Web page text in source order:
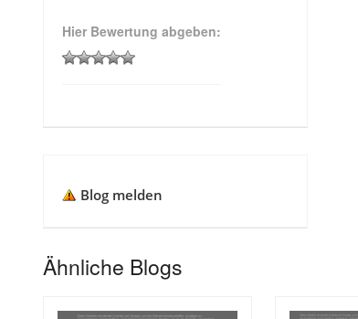
Hier Bewertung abgeben:
Blog melden
Ähnliche Blogs